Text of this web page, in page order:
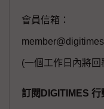
會員信箱：
(一個工作日內將回
訂閱DIGITIMES 行